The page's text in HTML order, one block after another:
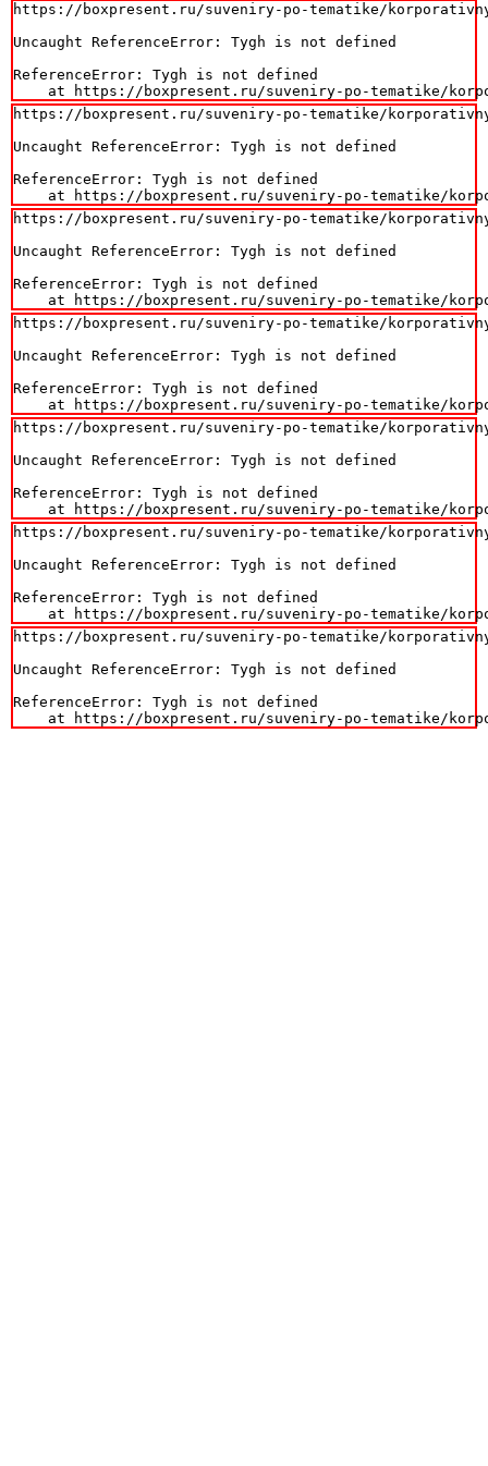
https://boxpresent.ru/suveniry-po-tematike/
Uncaught ReferenceError: Tygh is not defined
ReferenceError: Tygh is not defined
at https://boxpresent.ru/suveniry-po-tematike/
https://boxpresent.ru/suveniry-po-tematike/
Uncaught ReferenceError: Tygh is not defined
ReferenceError: Tygh is not defined
at https://boxpresent.ru/suveniry-po-tematike/
https://boxpresent.ru/suveniry-po-tematike/
Uncaught ReferenceError: Tygh is not defined
ReferenceError: Tygh is not defined
at https://boxpresent.ru/suveniry-po-tematike/
https://boxpresent.ru/suveniry-po-tematike/
Uncaught ReferenceError: Tygh is not defined
ReferenceError: Tygh is not defined
at https://boxpresent.ru/suveniry-po-tematike/
https://boxpresent.ru/suveniry-po-tematike/
Uncaught ReferenceError: Tygh is not defined
ReferenceError: Tygh is not defined
at https://boxpresent.ru/suveniry-po-tematike/
https://boxpresent.ru/suveniry-po-tematike/
Uncaught ReferenceError: Tygh is not defined
ReferenceError: Tygh is not defined
at https://boxpresent.ru/suveniry-po-tematike/
https://boxpresent.ru/suveniry-po-tematike/
Uncaught ReferenceError: Tygh is not defined
ReferenceError: Tygh is not defined
at https://boxpresent.ru/suveniry-po-tematike/